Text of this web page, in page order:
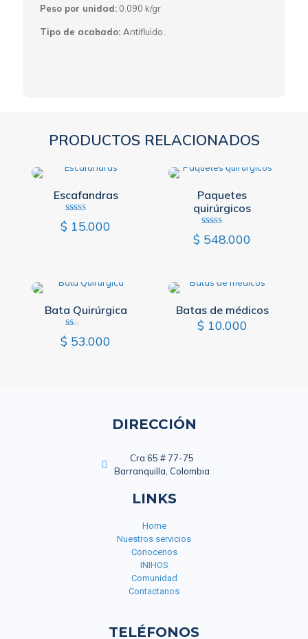
Peso por unidad: 0.090 k/gr
Tipo de acabado: Antifluido.
PRODUCTOS RELACIONADOS
Escafandras
con
$ 15.000
Paquetes
quirúrgicos
con
$ 548.000
Bata Quirúrgica
con
1.00
$ 53.000
Batas de médicos
$ 10.000
DIRECCIÓN
Cra 65 # 77-75
Barranquilla, Colombia
LINKS
Home
Nuestros servicios
Conocenos
INIHOS
Comunidad
Contactanos
TELÉFONOS